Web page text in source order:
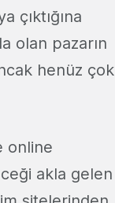
çıktığına
olan pazarın
henüz çok
online
akla gelen